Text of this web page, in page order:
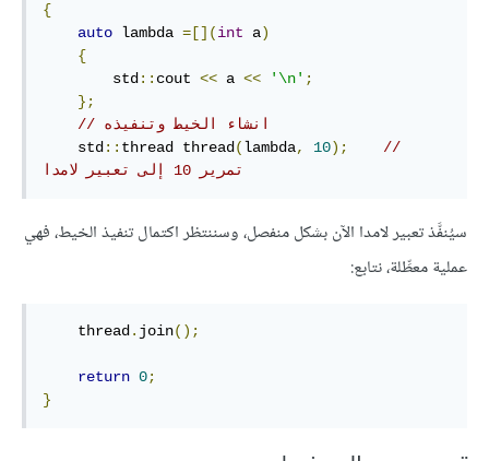
{
auto lambda =[](int a)
{
        std
:: cout << a << '\n' ;
};
// انشاء الخيط وتنفيذه
    std
:: thread thread (lambda, 10);
//
تمرير 10 إلى تعبير لامدا
سيُنفَّذ تعبير لامدا الآن بشكل منفصل، وسننتظر اكتمال تنفيذ الخيط، فهي
عملية معطِّلة، نتابع:
    thread
. join();
return 0;
}